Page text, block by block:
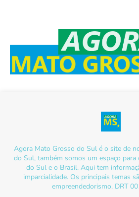
Agora Mato Grosso do Sul é o site de
do Sul, também somos um espaço
do Sul e o Brasil. Aqui tem
imparcialidade. Os principais temas
empreendedorismo. DRT